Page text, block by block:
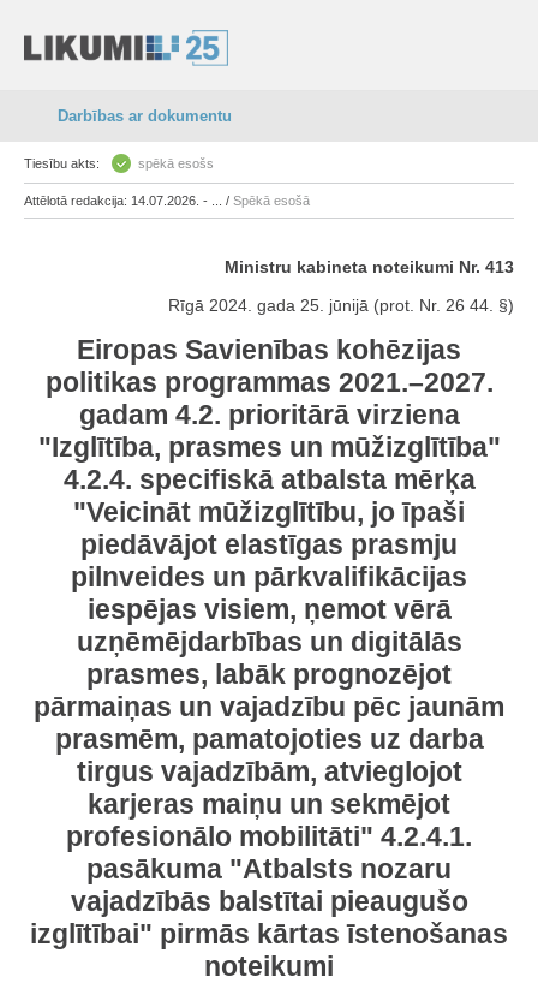
Darbības ar dokumentu
Tiesību akts: spēkā esošs
Attēlotā redakcija: 14.07.2026. - ... / Spēkā esošā
Ministru kabineta noteikumi Nr. 413
Rīgā 2024. gada 25. jūnijā (prot. Nr. 26 44. §)
Eiropas Savienības kohēzijas
politikas programmas 2021.–2027.
gadam 4.2. prioritārā virziena
"Izglītība, prasmes un mūžizglītība"
4.2.4. specifiskā atbalsta mērķa
"Veicināt mūžizglītību, jo īpaši
piedāvājot elastīgas prasmju
pilnveides un pārkvalifikācijas
iespējas visiem, ņemot vērā
uzņēmējdarbības un digitālās
prasmes, labāk prognozējot
pārmaiņas un vajadzību pēc jaunām
prasmēm, pamatojoties uz darba
tirgus vajadzībām, atvieglojot
karjeras maiņu un sekmējot
profesionālo mobilitāti" 4.2.4.1.
pasākuma "Atbalsts nozaru
vajadzībās balstītai pieaugušo
izglītībai" pirmās kārtas īstenošanas
noteikumi